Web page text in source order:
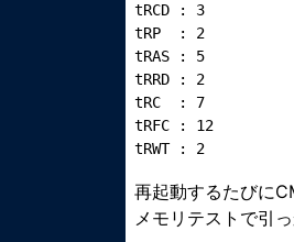
tRCD : 3
tRP  : 2
tRAS : 5
tRRD : 2
tRC  : 7
tRFC : 12
再起動するたびに
メモリテストで引